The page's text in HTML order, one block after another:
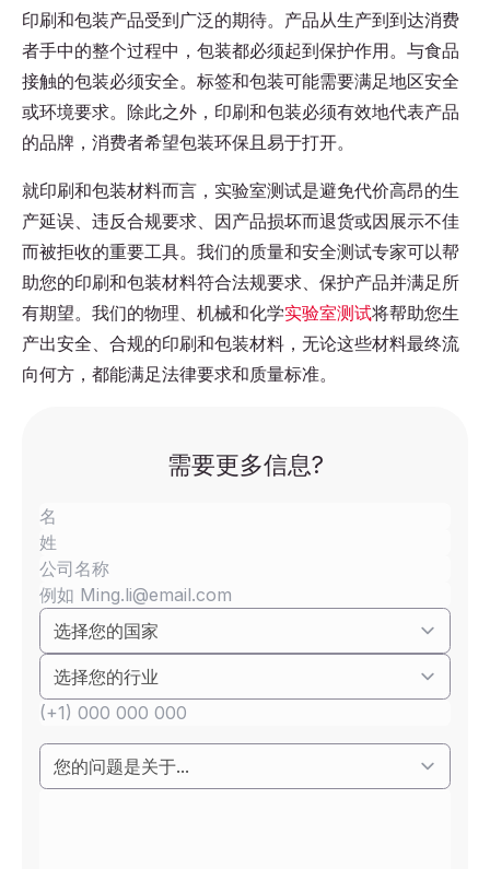
印刷和包装产品受到广泛的期待。产品从生产到到达消费
者手中的整个过程中，包装都必须起到保护作用。与食品
接触的包装必须安全。标签和包装可能需要满足地区安全
或环境要求。除此之外，印刷和包装必须有效地代表产品
的品牌，消费者希望包装环保且易于打开。
就印刷和包装材料而言，实验室测试是避免代价高昂的生
产延误、违反合规要求、因产品损坏而退货或因展示不佳
而被拒收的重要工具。我们的质量和安全测试专家可以帮
助您的印刷和包装材料符合法规要求、保护产品并满足所
有期望。我们的物理、机械和化学实验室测试将帮助您生
产出安全、合规的印刷和包装材料，无论这些材料最终流
向何方，都能满足法律要求和质量标准。
需要更多信息?